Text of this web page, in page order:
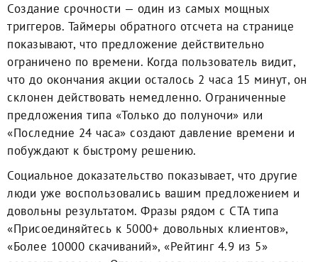
Создание срочности — один из самых мощных
триггеров. Таймеры обратного отсчета на странице
показывают, что предложение действительно
ограничено по времени. Когда пользователь видит,
что до окончания акции осталось 2 часа 15 минут, он
склонен действовать немедленно. Ограниченные
предложения типа «Только до полуночи» или
«Последние 24 часа» создают давление времени и
побуждают к быстрому решению.
Социальное доказательство показывает, что другие
люди уже воспользовались вашим предложением и
довольны результатом. Фразы рядом с CTA типа
«Присоединяйтесь к 5000+ довольных клиентов»,
«Более 10000 скачиваний», «Рейтинг 4.9 из 5»